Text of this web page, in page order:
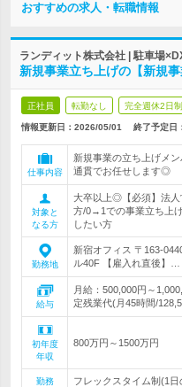
おすすめの求人・転職情報
ランディット株式会社 | 駐車場
新規事業立ち上げの【新規
正社員 転勤なし 完全週休2日制
情報更新日：2026/05/01 終了予定日：
仕事内容
新規事業の立ち上げメ
通貫でお任せします◎
対象と
なる方
大卒以上◎【必須】法人
方/0→1での事業立ち上
したい方
勤務地
新宿オフィス 〒163-
ル40F 【雇入れ直後】…
給与
月給：500,000円～
定残業代(月45時間/
初年度
年収
800万円～1500万円
勤務
フレックスタイム制(1